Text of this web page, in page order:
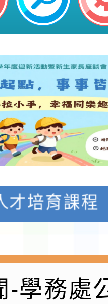
小學
中心白海豚
才培育課程
115學年度
語及新住民
1份
育專業人
訊傳播委員
-學務處